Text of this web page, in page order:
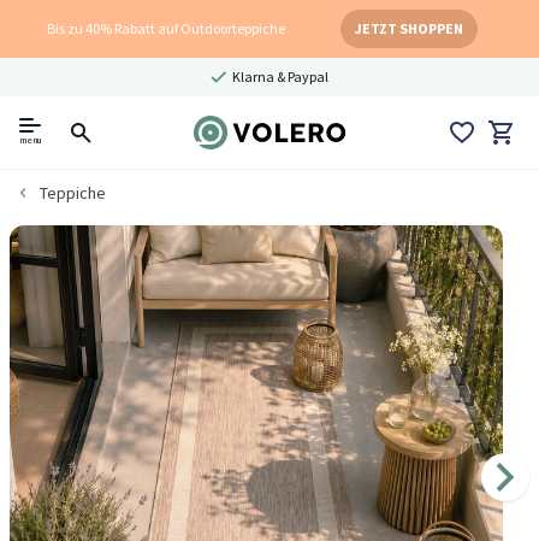
Bis zu 40% Rabatt auf Outdoorteppiche JETZT SHOPPEN
Klarna & Paypal
menu
Teppiche